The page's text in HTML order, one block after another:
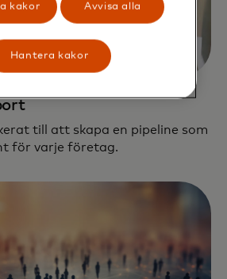
till att skapa en pipeline som
för varje företag.
kakor Avvisa alla
Hantera kakor